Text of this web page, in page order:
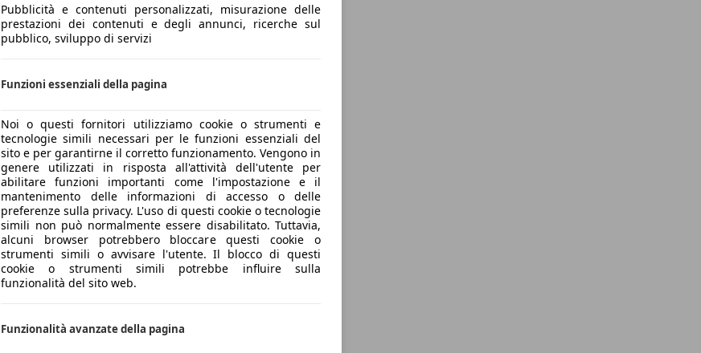
Pubblicità e contenuti personalizzati, misurazione delle
prestazioni dei contenuti e degli annunci, ricerche sul
pubblico, sviluppo di servizi
Funzioni essenziali della pagina
Noi o questi fornitori utilizziamo cookie o strumenti e
tecnologie simili necessari per le funzioni essenziali del
sito e per garantirne il corretto funzionamento. Vengono in
genere utilizzati in risposta all'attività dell'utente per
abilitare funzioni importanti come l'impostazione e il
mantenimento delle informazioni di accesso o delle
preferenze sulla privacy. L'uso di questi cookie o tecnologie
simili non può normalmente essere disabilitato. Tuttavia,
alcuni browser potrebbero bloccare questi cookie o
strumenti simili o avvisare l'utente. Il blocco di questi
cookie o strumenti simili potrebbe influire sulla
funzionalità del sito web.
Funzionalità avanzate della pagina